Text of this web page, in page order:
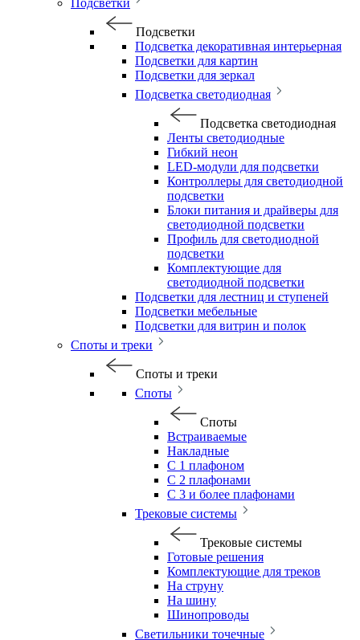
Подсветки
Подсветки
Подсветка декоративная интерьерная
Подсветки для картин
Подсветки для зеркал
Подсветка светодиодная
Подсветка светодиодная
Ленты светодиодные
Гибкий неон
LED-модули для подсветки
Контроллеры для светодиодной
подсветки
Блоки питания и драйверы для
светодиодной подсветки
Профиль для светодиодной
подсветки
Комплектующие для
светодиодной подсветки
Подсветки для лестниц и ступеней
Подсветки мебельные
Подсветки для витрин и полок
Споты и треки
Споты и треки
Споты
Споты
Встраиваемые
Накладные
С 1 плафоном
С 2 плафонами
С 3 и более плафонами
Трековые системы
Трековые системы
Готовые решения
Комплектующие для треков
На струну
На шину
Шинопроводы
Светильники точечные